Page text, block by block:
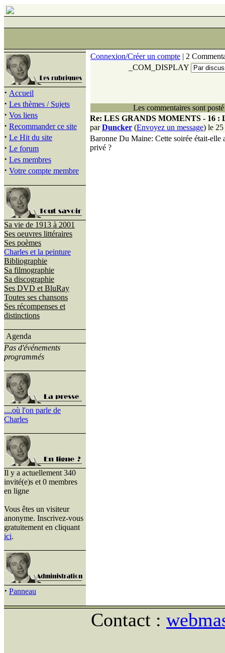
· Accueil
· Les thèmes / Sujets
· Vos liens
· Recommander ce site
· Le Hit du site
· Le forum
· Les membres
· Votre compte membre
Sa vie de 1913 à 2001
Ses oeuvres littéraires
Ses poèmes
Charles et la peinture
Bibliographie
Sa filmographie
Sa discographie
Ses DVD et BluRay
Toutes ses chansons
Ses récompenses et
distinctions
Agenda
Pas d'événements
programmés
....où l'on parle de
Charles
Il y a actuellement 340
invité(e)s et 0 membres
en ligne
Vous êtes un visiteur
anonyme. Inscrivez-vous
gratuitement en cliquant
ici.
· Panneau
Connexion/Créer un compte | 2
_COM_DISPLAY
Les commentaires sont
Re: LES GRANDS MOMENTS - 16
parDuncker (Envoyez un message) le
Baronne Du Maine: Cette soirée était-elle
privé ?
Contact :